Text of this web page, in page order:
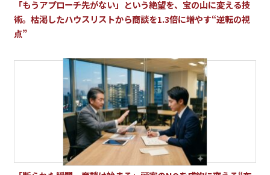
「もうアプローチ先がない」という絶望を、宝の山に変える技
術。枯渇したハウスリストから商談を1.3倍に増やす“逆転の視
点”